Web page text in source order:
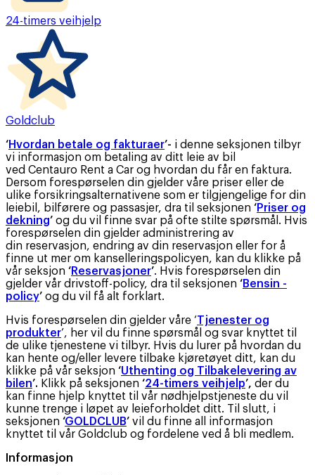
24-timers veihjelp
Goldclub
‘Hvordan betale og fakturaer’- i denne seksjonen tilbyr
vi informasjon om betaling av ditt leie av bil
ved Centauro Rent a Car og hvordan du får en faktura.
Dersom forespørselen din gjelder våre priser eller de
ulike forsikringsalternativene som er tilgjengelige for din
leiebil, bilførere og passasjer, dra til seksjonen ‘Priser og
dekning’ og du vil finne svar på ofte stilte spørsmål. Hvis
forespørselen din gjelder administrering av
din reservasjon, endring av din reservasjon eller for å
finne ut mer om kanselleringspolicyen, kan du klikke på
vår seksjon ‘Reservasjoner’. Hvis forespørselen din
gjelder vår drivstoff-policy, dra til seksjonen ‘Bensin -
policy’ og du vil få alt forklart.
Hvis forespørselen din gjelder våre ‘Tjenester og
produkter’, her vil du finne spørsmål og svar knyttet til
de ulike tjenestene vi tilbyr. Hvis du lurer på hvordan du
kan hente og/eller levere tilbake kjøretøyet ditt, kan du
klikke på vår seksjon ‘Uthenting og Tilbakelevering av
bilen’. Klikk på seksjonen ‘24-timers veihjelp’, der du
kan finne hjelp knyttet til vår nødhjelpstjeneste du vil
kunne trenge i løpet av leieforholdet ditt. Til slutt, i
seksjonen ‘GOLDCLUB’ vil du finne all informasjon
knyttet til vår Goldclub og fordelene ved å bli medlem.
Informasjon